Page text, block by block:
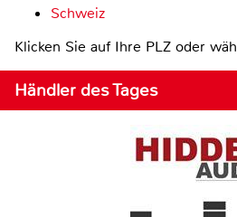
Schweiz
Klicken Sie auf Ihre PLZ oder
Händler des Tages